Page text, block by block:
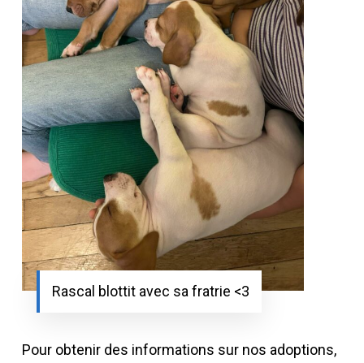
Rascal blottit avec sa fratrie <3
Pour obtenir des informations sur nos adoptions,